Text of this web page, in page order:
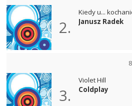
2.
Kiedy u...
Janusz Radek
8
3.
Violet Hill
Coldplay